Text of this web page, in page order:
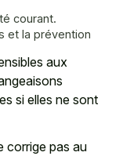
courant.
et la prévention
aux
si elles ne sont
corrige pas au